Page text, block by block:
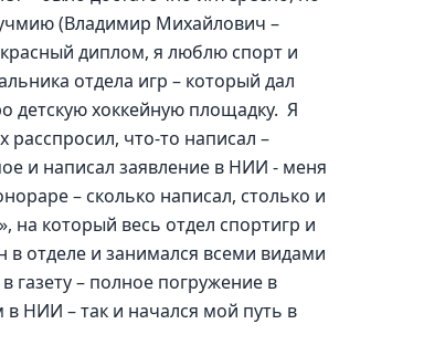
(Владимир Михайлович –
диплом, я люблю спорт и
отдела игр – который дал
детскую хоккейную площадку.  Я
расспросил, что-то написал –
и написал заявление в НИИ - меня
– сколько написал, столько и
на который весь отдел спортигр и
в отделе и занимался всеми видами
газету – полное погружение в
НИИ – так и начался мой путь в